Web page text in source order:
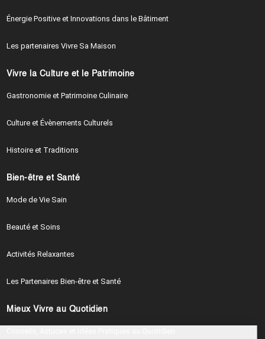
Continuer sans accepter
Énergie Positive et Innovations dans le Bâtiment
Les partenaires Vivre Sa Maison
Vivre la Culture et le Patrimoine
Gastronomie et Patrimoine Culinaire
Culture et Évènements Culturels
Histoire et Traditions
Bien-être et Santé
Mode de Vie Sain
Beauté et Soins
Activités Relaxantes
Les Partenaires Bien-être et Santé
Mieux Vivre au Quotidien